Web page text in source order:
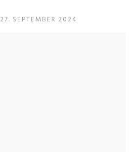
SEPTEMBER 2024